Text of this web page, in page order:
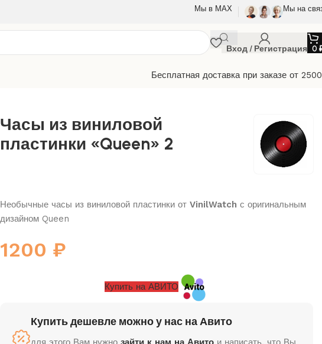
Мы в МАХ Мы на
Вход / Регистрация 0
Бесплатная доставка при заказе от
Часы из виниловой
пластинки «Queen» 2
Необычные часы из виниловой пластинки от VinilWatch с оригинальным
дизайном Queen
1200 ₽
Купить на АВИТО
Купить дешевле можно у нас на Авито